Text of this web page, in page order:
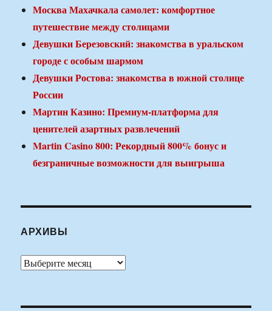
Москва Махачкала самолет: комфортное
путешествие между столицами
Девушки Березовский: знакомства в уральском
городе с особым шармом
Девушки Ростова: знакомства в южной столице
России
Мартин Казино: Премиум-платформа для
ценителей азартных развлечений
Martin Casino 800: Рекордный 800% бонус и
безграничные возможности для выигрыша
АРХИВЫ
Архивы